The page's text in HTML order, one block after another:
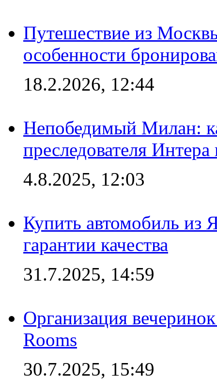
Путешествие из
особенности
18.2.2026, 12:44
Непобедимый Милан:
преследователя
4.8.2025, 12:03
Купить автомобиль из
гарантии качества
31.7.2025, 14:59
Организация
Rooms
30.7.2025, 15:49